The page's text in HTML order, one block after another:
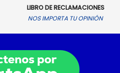
LIBRO DE RECLAMACIONES
NOS IMPORTA TU OPINIÓN